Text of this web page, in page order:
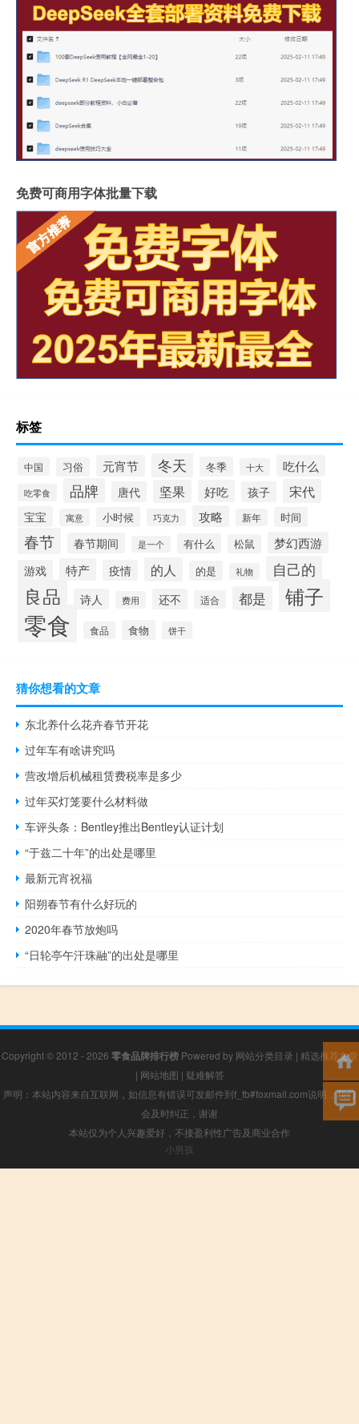
免费可商用字体批量下载
标签
中国 习俗 元宵节 冬天 冬季 十大 吃什么
吃零食 品牌 唐代 坚果 好吃 孩子 宋代
宝宝 寓意 小时候 巧克力 攻略 新年 时间
春节 春节期间 是一个 有什么 松鼠 梦幻西游
游戏 特产 疫情 的人 的是 礼物 自己的
良品 诗人 费用 还不 适合 都是 铺子
零食 食品 食物 饼干
猜你想看的文章
东北养什么花卉春节开花
过年车有啥讲究吗
营改增后机械租赁费税率是多少
过年买灯笼要什么材料做
车评头条：Bentley推出Bentley认证计划
“于兹二十年”的出处是哪里
最新元宵祝福
阳朔春节有什么好玩的
2020年春节放炮吗
“日轮亭午汗珠融”的出处是哪里
Copyright © 2012 - 2026 零食品牌排行榜Powered by 网站分类目录 | 精选推荐文章
| 网站地图 | 疑难解答
声明：本站内容来自互联网，如信息有错误可发邮件到f_fb#foxmail.com说明，我们
会及时纠正，谢谢
本站仅为个人兴趣爱好，不接盈利性广告及商业合作
小男孩